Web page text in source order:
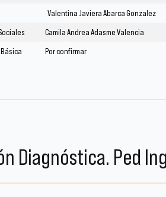
Valentina Javiera Abarca Gonzalez
Camila Andrea Adasme Valencia
Por confirmar
Diagnóstica. Ped